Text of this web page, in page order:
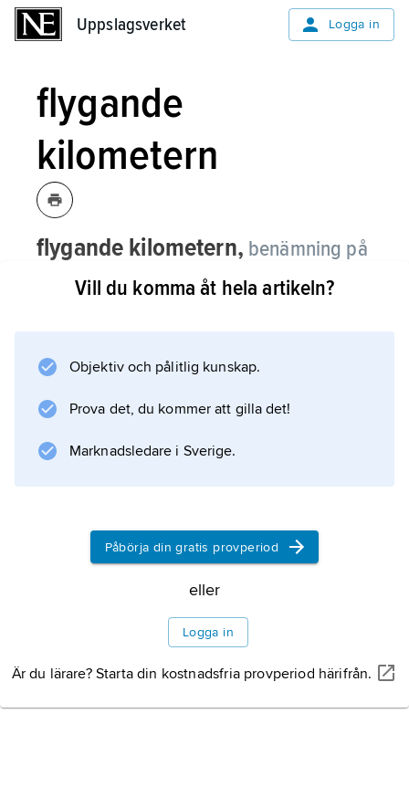
Uppslagsverket Logga in
flygande
kilometern
flygande kilometern, benämning på
hastighetstävlingar bl.a. på skidor med
flygande start, sespeedskiing.
Information om artikeln
Vill du komma åt hela artikeln?
Objektiv och pålitlig kunskap.
Prova det, du kommer att gilla det!
Marknadsledare i Sverige.
Påbörja din gratis provperiod
eller
Logga in
Är du lärare? Starta din kostnadsfria provperiod härifrån.